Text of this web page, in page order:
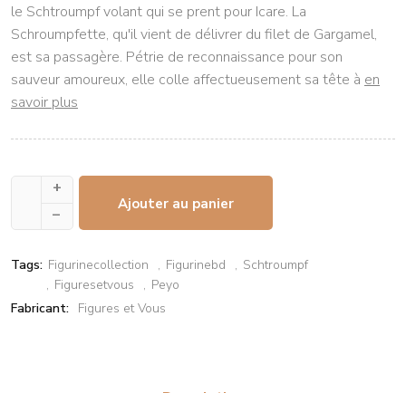
le Schtroumpf volant qui se prent pour Icare. La
Schroumpfette, qu'il vient de délivrer du filet de Gargamel,
est sa passagère. Pétrie de reconnaissance pour son
sauveur amoureux, elle colle affectueusement sa tête à en
savoir plus
+
–
Ajouter au panier
Tags: Figurinecollection Figurinebd
Schtroumpf
Figuresetvous
Peyo
Fabricant: Figures et Vous